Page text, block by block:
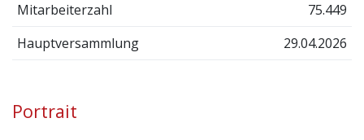
Mitarbeiterzahl
75.449
Hauptversammlung
29.04.2026
Portrait